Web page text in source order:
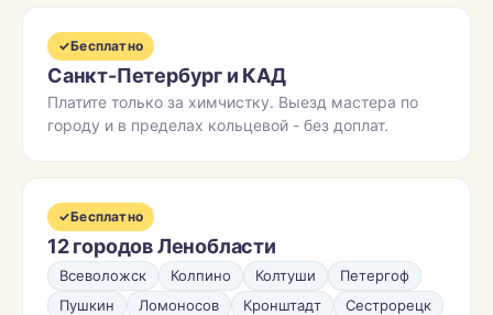
✓Бесплатно
Санкт-Петербург и КАД
Платите только за химчистку. Выезд мастера по
городу и в пределах кольцевой - без доплат.
✓Бесплатно
12 городов Ленобласти
Всеволожск Колпино Колтуши
Петергоф
Пушкин
Ломоносов Кронштадт
Сестрорецк